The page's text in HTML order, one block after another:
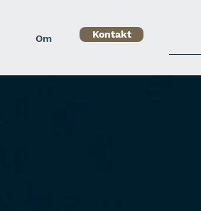
Om Kontakt